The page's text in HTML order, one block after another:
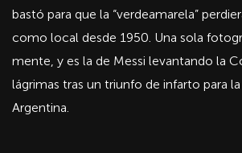
bastó para que la “verdeamarela”
como local desde 1950. Una sola
mente, y es la de Messi levantando la
lágrimas tras un triunfo de infarto para
Argentina.